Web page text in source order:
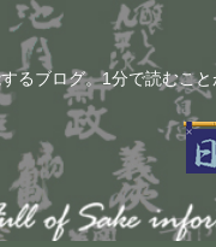
るブログ。1分で読むこ